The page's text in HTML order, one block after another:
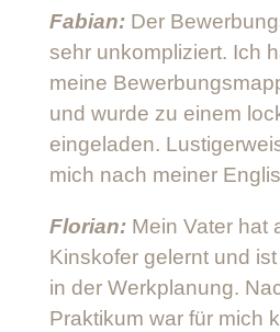
Fabian:Der
sehr unkompliziert. Ich
meine
und wurde zu einem
eingeladen.
mich nach meiner
Florian: Mein Vater hat
Kinskofer gelernt und
in der Werkplanung.
Praktikum war für mich